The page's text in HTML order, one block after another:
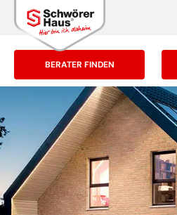
BERATER FINDEN